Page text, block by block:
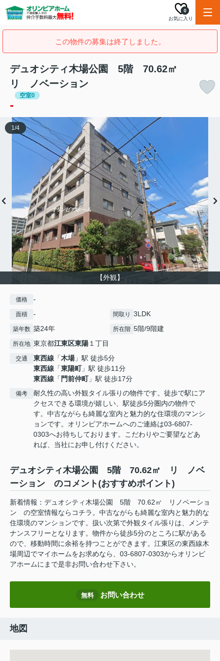
お気に入り
0
この物件の募集は終了しました。
デュオシティ木場公園 5階 70.62㎡
リ ノベーション
空室0
-
【外観】
1/4
価格 -
面積 - 間取り 3LDK
築年数 築24年 所在階 5階/9階建
所在地 東京都江東区東陽１丁目
交通 東西線 「木場」駅 徒歩5分
東西線 「東陽町」駅 徒歩11分
東西線 「 門前仲町」駅 徒歩17分
備考
耐久性の高い外観タイル張りの物件です。徒歩で駅にア
クセスできる環境が嬉しい、駅徒歩5分圏内の物件で
す。中古ながらも綺麗な室内と魅力的な住環境のマンシ
ョンです。オリンピアホームへのご連絡は03-6807-
0303へお待ちしております。こだわりやご要望などあ
れば、当社にお申し付けください。
デュオシティ木場公園 5階 70.62㎡ リ ノベ
ーション のコメント(おすすめポイント)
新着情報：デュオシティ木場公園 5階 70.62㎡ リノベーショ
ン の空室情報ならコチラ。中古ながらも綺麗な室内と魅力的な
住環境のマンションです。扱い次第で外観タイル張りは、メンテ
ナンスフリーとなります。物件から徒歩5分のところに駅がある
ので、移動時間に余裕を持つことができます。江東区の東西線木
場周辺でマイホームをお求めなら、03-6807-0303からオリンピ
アホームにまで是非お問い合わせ下さい。
無料 お問い合わせ
地図